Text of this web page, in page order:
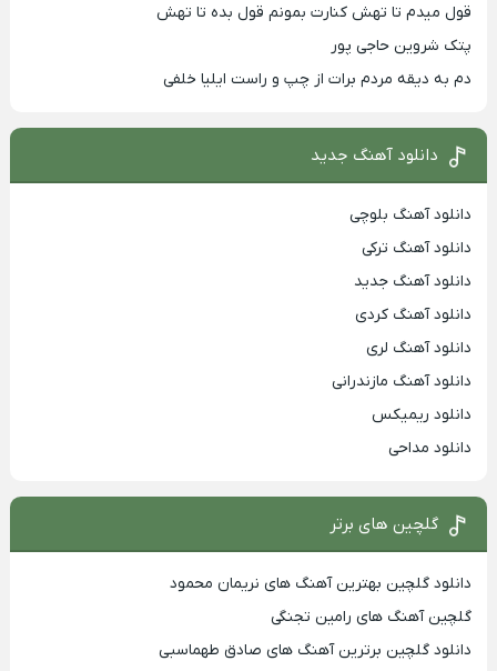
قول میدم تا تهش کنارت بمونم قول بده تا تهش
پتک شروین حاجی پور
دم به دیقه مردم برات از چپ و راست ایلیا خلفی
دانلود آهنگ جدید
دانلود آهنگ بلوچی
دانلود آهنگ ترکی
دانلود آهنگ جدید
دانلود آهنگ کردی
دانلود آهنگ لری
دانلود آهنگ مازندرانی
دانلود ریمیکس
دانلود مداحی
گلچین های برتر
دانلود گلچین بهترین آهنگ های نریمان محمود
گلچین آهنگ های رامین تجنگی
دانلود گلچین برترین آهنگ های صادق طهماسبی